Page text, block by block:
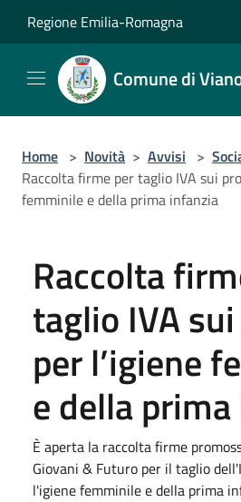
Regione Emilia-Romagna
Comune di
Home > Novità > Avvisi >
Raccolta firme per taglio IVA sui
femminile e della prima infanzia
Raccolta
taglio IVA
per l’igiene
e della
È aperta la raccolta firme
Giovani & Futuro per il taglio
l'igiene femminile e della prima